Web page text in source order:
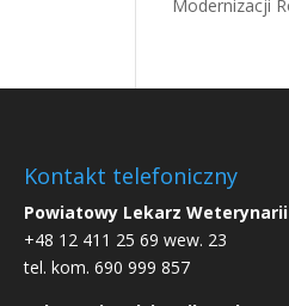
Modernizacji
Kontakt telefoniczny
Powiatowy Lekarz
+48 12 411 25 69 wew. 23
tel. kom. 690 999 857